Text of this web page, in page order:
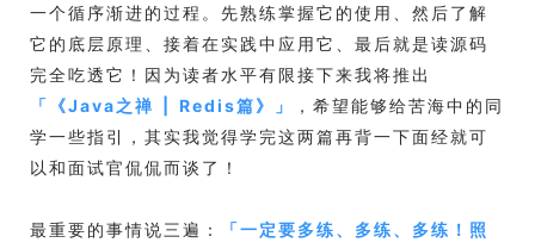
一个循序渐进的过程。先熟练掌握它的使用、然后了解
它的底层原理、接着在实践中应用它、最后就是读源码
完全吃透它！因为读者水平有限接下来我将推出
「 《Java之禅 | Redis篇》 」
，希望能够给苦海中的同
学一些指引，其实我觉得学完这两篇再背一下面经就可
以和面试官侃侃而谈了！
最重要的事情说三遍： 「一定要多练、多练、多练！照